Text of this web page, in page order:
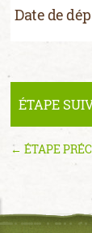
Date de
← ÉTAPE
ÉTAPE